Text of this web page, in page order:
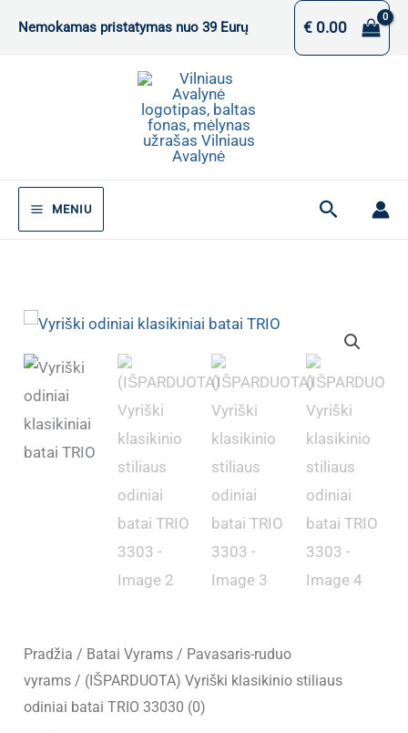
Nemokamas pristatymas nuo 39 Eurų €0.00
MENIU Paieška
Pradžia / Batai Vyrams / Pavasaris-ruduo
vyrams / (IŠPARDUOTA) Vyriški klasikinio stiliaus
odiniai batai TRIO 33030 (0)